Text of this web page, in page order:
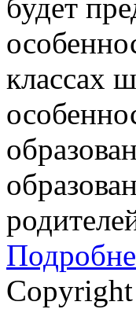
будет
классах